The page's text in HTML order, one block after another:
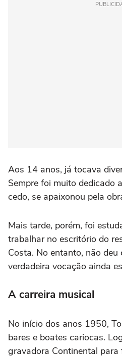
Aos 14 anos, já tocava
Sempre foi muito dedicado
cedo, se apaixonou pela
Mais tarde, porém, foi
trabalhar no escritório do
Costa. No entanto, não deu
verdadeira vocação ainda
A carreira musical
No início dos anos 1950,
bares e boates cariocas.
gravadora Continental para